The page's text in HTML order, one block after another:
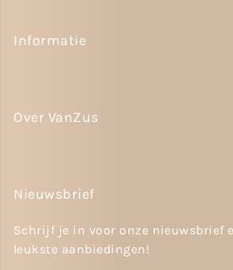
Informatie
Over VanZus
Nieuwsbrief
Schrijf je in voor onze nieuwsbrief
leukste aanbiedingen!